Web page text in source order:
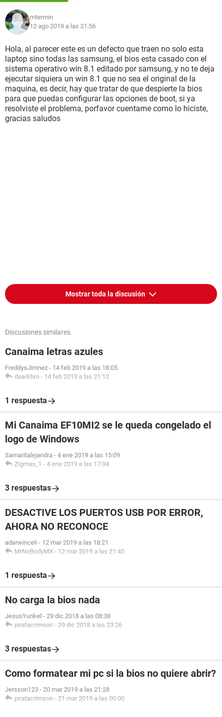
mtermin
12 ago 2019 a las 21:56
Hola, al parecer este es un defecto que traen no solo esta
laptop sino todas las samsung, el bios esta casado con el
sistema operativo win 8.1 editado por samsung, y no te deja
ejecutar siquiera un win 8.1 que no sea el original de la
maquina, es decir, hay que tratar de que despierte la bios
para que puedas configurar las opciones de boot, si ya
resolviste el problema, porfavor cuentame como lo hiciste,
gracias saludos
Mostrar toda la discusión
Discusiones similares
Canaima letras azules
FreddysJimnez - 14 feb 2019 a las 18:05
daarkbro - 14 feb 2019 a las 21:12
1 respuesta
Mi Canaima EF10MI2 se le queda congelado el
logo de Windows
Samaritalejandra - 4 ene 2019 a las 15:09
Zigmax_1 - 4 ene 2019 a las 17:04
3 respuestas
DESACTIVE LOS PUERTOS USB POR ERROR,
AHORA NO RECONOCE
adarwinceli - 12 mar 2019 a las 18:21
MrNoBodyMX - 12 mar 2019 a las 21:40
1 respuesta
No carga la bios nada
JesusYunkel - 29 dic 2018 a las 08:38
piratacrimson - 29 dic 2018 a las 23:26
3 respuestas
Como formatear mi pc si la bios no quiere abrir?
Jersson123 - 20 mar 2019 a las 21:28
piratacrimson - 21 mar 2019 a las 00:00